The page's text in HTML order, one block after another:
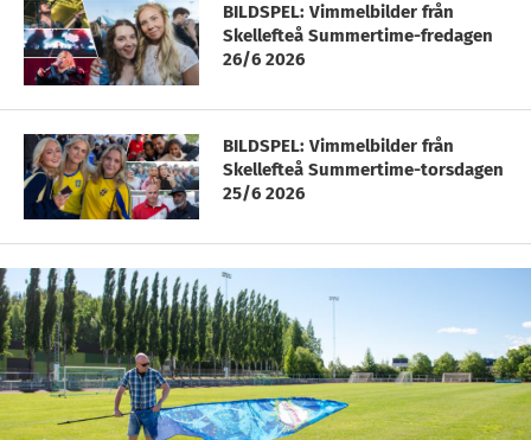
BILDSPEL: Vimmelbilder från
Skellefteå Summertime-fredagen
26/6 2026
BILDSPEL: Vimmelbilder från
Skellefteå Summertime-torsdagen
25/6 2026